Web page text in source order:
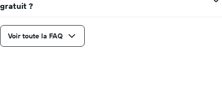
gratuit ?
Voir toute la FAQ